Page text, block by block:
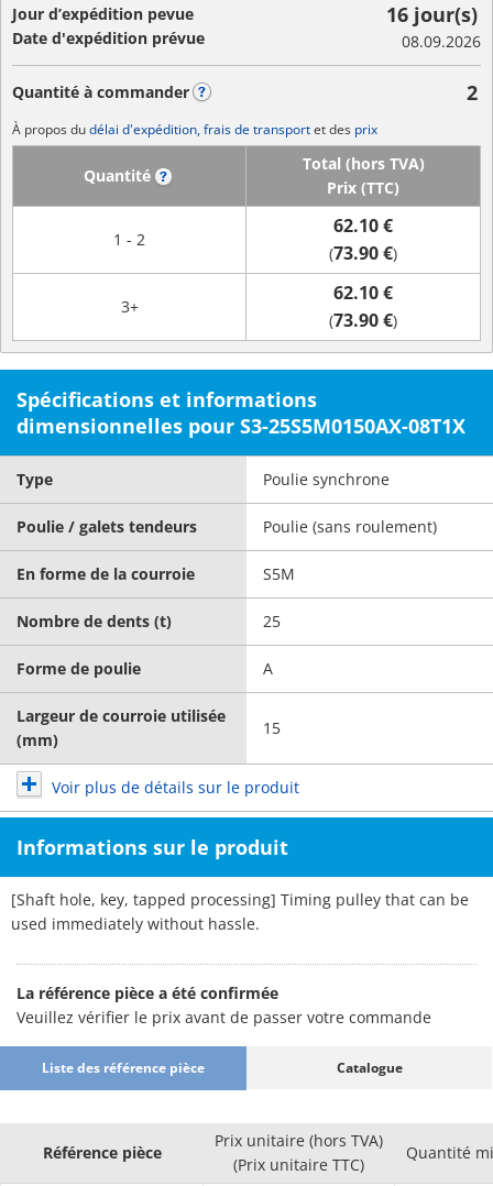
Jour d’expédition pevue
Date d'expédition prévue
16 jour(s)
08.09.2026
Quantité à commander 2
À propos dudélai d'expédition, frais de transportet des prix
Quantité
Total (hors TVA)
Prix (TTC)
1 - 2
62.10 €
(73.90 €)
3+
62.10 €
(73.90 €)
Spécifications et informations
dimensionnelles pour S3-25S5M0150AX-08T1X
Type Poulie synchrone
Poulie / galets tendeurs Poulie (sans roulement)
En forme de la courroie S5M
Nombre de dents (t) 25
Forme de poulie A
Largeur de courroie utilisée
(mm)
15
Voir plus de détails sur le produit
Informations sur le produit
[Shaft hole, key, tapped processing] Timing pulley that can be
used immediately without hassle.
La référence pièce a été confirmée
Veuillez vérifier le prix avant de passer votre commande
Liste des référence pièce Catalogue
Référence pièce
Prix unitaire (hors TVA)
(Prix unitaire TTC)
Quantité